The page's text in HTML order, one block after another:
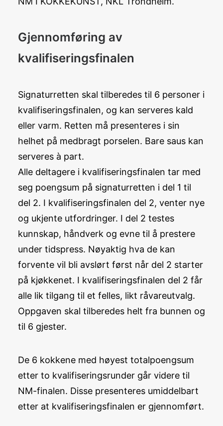
Gjennomføring av
kvalifiseringsfinalen
Signaturretten skal tilberedes til 6 personer i
kvalifiseringsfinalen, og kan serveres kald
eller varm. Retten må presenteres i sin
helhet på medbragt porselen. Bare saus kan
serveres à part.
Alle deltagere i kvalifiseringsfinalen tar med
seg poengsum på signaturretten i del 1 til
del 2. I kvalifiseringsfinalen del 2, venter nye
og ukjente utfordringer. I del 2 testes
kunnskap, håndverk og evne til å prestere
under tidspress. Nøyaktig hva de kan
forvente vil bli avslørt først når del 2 starter
på kjøkkenet. I kvalifiseringsfinalen del 2 får
alle lik tilgang til et felles, likt råvareutvalg.
Oppgaven skal tilberedes helt fra bunnen og
til 6 gjester.
De 6 kokkene med høyest totalpoengsum
etter to kvalifiseringsrunder går videre til
NM-finalen. Disse presenteres umiddelbart
etter at kvalifiseringsfinalen er gjennomført.